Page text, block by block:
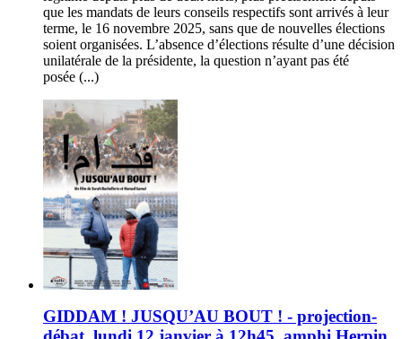
que les mandats de leurs conseils respectifs sont arrivés à leur
terme, le 16 novembre 2025, sans que de nouvelles élections
soient organisées. L’absence d’élections résulte d’une décision
unilatérale de la présidente, la question n’ayant pas été
posée (...)
GIDDAM ! JUSQU’AU BOUT ! - projection-